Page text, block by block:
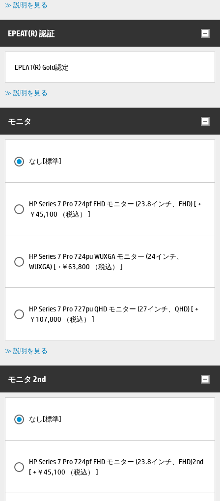
≫ 説明を見る
EPEAT(R) 認証
EPEAT(R) Gold認定
≫ 説明を見る
モニタ
なし[標準]
HP Series 7 Pro 724pf FHD モニター (23.8インチ、FHD) [ +
￥45,100 （税込） ]
HP Series 7 Pro 724pu WUXGA モニター (24インチ、
WUXGA) [ +￥63,800 （税込） ]
HP Series 7 Pro 727pu QHD モニター (27インチ、QHD) [ +
￥107,800 （税込） ]
≫ 説明を見る
モニタ 2nd
なし[標準]
HP Series 7 Pro 724pf FHD モニター (23.8インチ、FHD)2nd
[ +￥45,100 （税込） ]